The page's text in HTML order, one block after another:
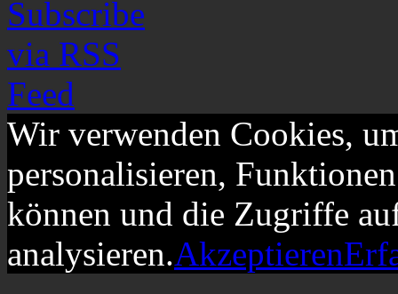
Wir verwenden Cookies,
personalisieren,
können und die Zugriffe
analysieren.Akzeptieren